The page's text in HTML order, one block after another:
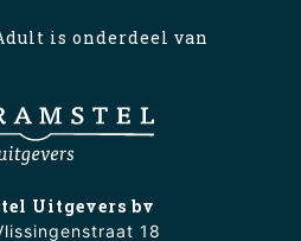
is onderdeel van
Uitgevers bv
18